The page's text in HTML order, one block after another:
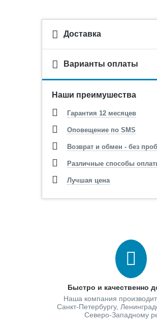
Доставка
Варианты оплаты
Наши преимушества
Гарантия 12 месяцев
Оповещение по SMS
Возврат и обмен - без
Различные способы
Лучшая цена
Быстро и качественно
Наша компания производит
Санкт-Петербургу,
Северо-Западному